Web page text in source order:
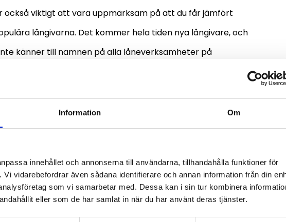
Information Om
innehållet och annonserna till användarna, tillhandahålla funktioner för
vidarebefordrar även sådana identifierare och annan information från din
som vi samarbetar med. Dessa kan i sin tur kombinera
eller som de har samlat in när du har använt deras tjänster.
också viktigt att vara uppmärksam på att du får jämfört
långivarna. Det kommer hela tiden nya långivare, och
känner till namnen på alla låneverksamheter på
snabb
snabblån generellt en hög ränta. Det är dock viktigt att vara
långtifrån alla snabblån som är dyra. Många snabblån har
ränta som nästan kan konkurrera med bankernas priser.